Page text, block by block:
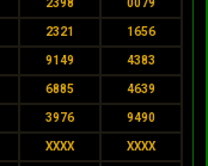
2321 1656
9149 4383
6885 4639
3976 9490
XXXX XXXX